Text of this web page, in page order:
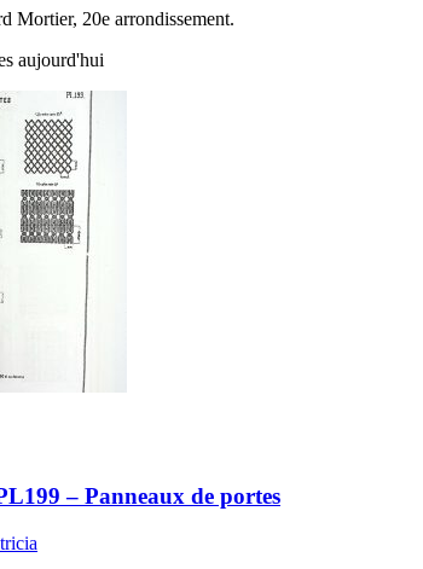
Mortier, 20e arrondissement.
aujourd'hui
– Panneaux de portes